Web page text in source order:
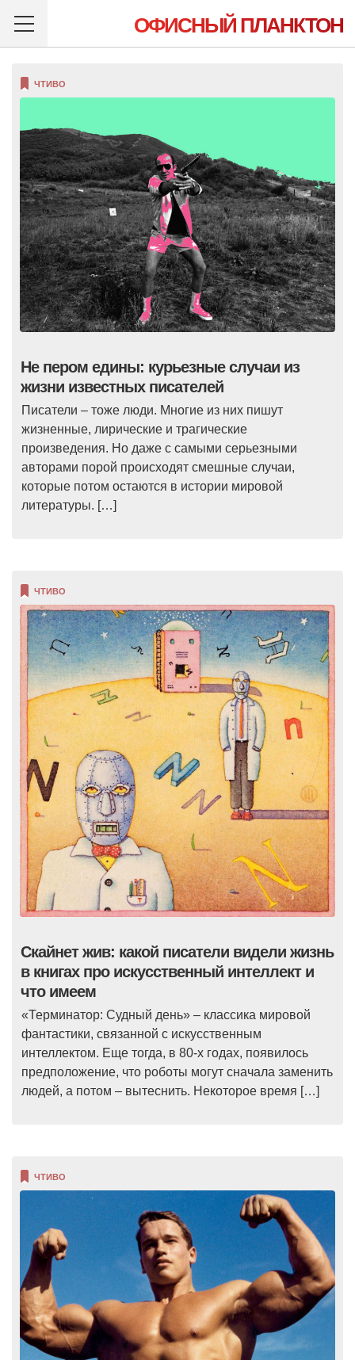
ОФИСНЫЙ ПЛАНКТОН
ЧТИВО
Не пером едины: курьезные случаи из
жизни известных писателей
Писатели – тоже люди. Многие из них пишут
жизненные, лирические и трагические
произведения. Но даже с самыми серьезными
авторами порой происходят смешные случаи,
которые потом остаются в истории мировой
литературы. […]
ЧТИВО
Скайнет жив: какой писатели видели жизнь
в книгах про искусственный интеллект и
что имеем
«Терминатор: Судный день» – классика мировой
фантастики, связанной с искусственным
интеллектом. Еще тогда, в 80-х годах, появилось
предположение, что роботы могут сначала заменить
людей, а потом – вытеснить. Некоторое время […]
ЧТИВО